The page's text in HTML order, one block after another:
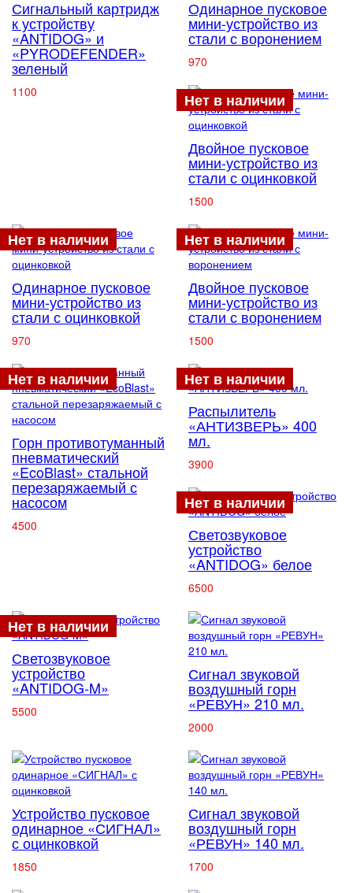
Сигнальный картридж
к устройству
«ANTIDOG» и
«PYRODEFENDER»
зеленый
1100
Одинарное пусковое
мини-устройство из
стали с воронением
970
Нет в наличии
Двойное пусковое
мини-устройство из
стали с оцинковкой
1500
Нет в наличии
Одинарное пусковое
мини-устройство из
стали с оцинковкой
970
Нет в наличии
Двойное пусковое
мини-устройство из
стали с воронением
1500
Нет в наличии
Горн противотуманный
пневматический
«EcoBlast» стальной
перезаряжаемый с
насосом
4500
Нет в наличии
Распылитель
«АНТИЗВЕРЬ» 400
мл.
3900
Нет в наличии
Светозвуковое
устройство
«ANTIDOG» белое
6500
Нет в наличии
Светозвуковое
устройство
«ANTIDOG-M»
5500
Сигнал звуковой
воздушный горн
«РЕВУН» 210 мл.
2000
Устройство пусковое
одинарное «СИГНАЛ»
с оцинковкой
1850
Сигнал звуковой
воздушный горн
«РЕВУН» 140 мл.
1700